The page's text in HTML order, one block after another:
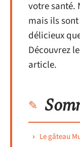
votre santé.
mais ils
délicieux
Découvrez
article.
Le gâteau